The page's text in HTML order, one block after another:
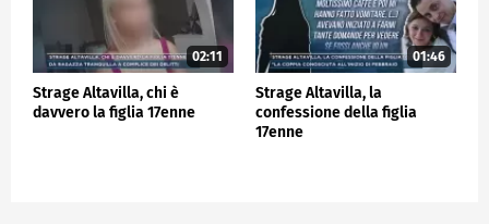
02:11
Strage Altavilla, chi è
davvero la figlia 17enne
01:46
Strage Altavilla, la
confessione della figlia
17enne